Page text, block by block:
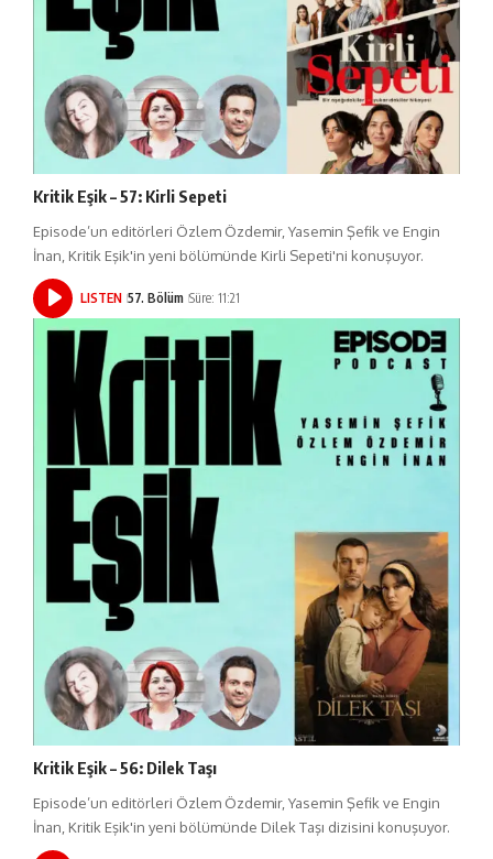
Kritik Eşik – 57: Kirli Sepeti
Episode’un editörleri Özlem Özdemir, Yasemin Şefik ve Engin
İnan, Kritik Eşik'in yeni bölümünde Kirli Sepeti'ni konuşuyor.
LISTEN 57. Bölüm Süre: 11:21
Kritik Eşik – 56: Dilek Taşı
Episode’un editörleri Özlem Özdemir, Yasemin Şefik ve Engin
İnan, Kritik Eşik'in yeni bölümünde Dilek Taşı dizisini konuşuyor.